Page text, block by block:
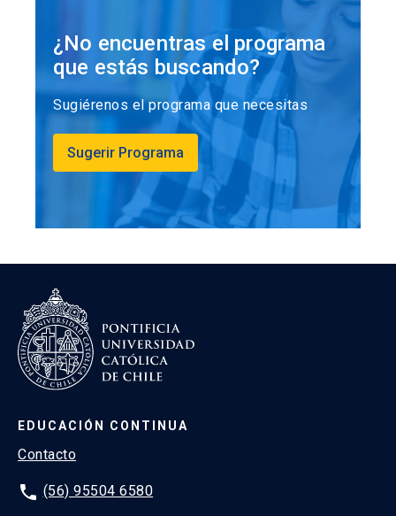
¿No encuentras el programa
que estás buscando?
Sugiérenos el programa que necesitas
Sugerir Programa
EDUCACIÓN CONTINUA
Contacto
phone (56) 95504 6580